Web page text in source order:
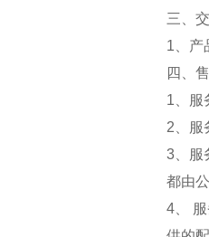
三、
1、产
四、
1、服
2、服
3、服
都由
4、